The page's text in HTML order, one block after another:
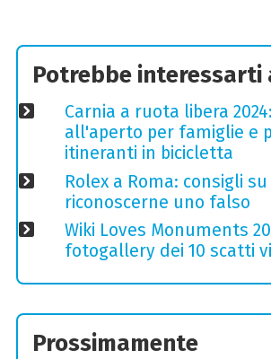
Potrebbe interessarti
Carnia a ruota libera
all'aperto per famiglie e
itineranti in bicicletta
Rolex a Roma: consigli
riconoscerne uno falso
Wiki Loves Monuments
fotogallery dei 10 scatti
Prossimamente